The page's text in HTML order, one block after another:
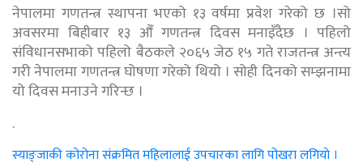
नेपालमा गणतन्त्र स्थापना भएको १३ वर्षमा प्रवेश गरेको छ ।सो
अवसरमा बिहीबार १३ औँ गणतन्त्र दिवस मनाइँदैछ । पहिलो
संविधानसभाको पहिलो बैठकले २०६५ जेठ १५ गते राजतन्त्र अन्त्य
गरी नेपालमा गणतन्त्र घोषणा गरेको थियो । सोही दिनको सम्झनामा
यो दिवस मनाउने गरिन्छ ।
.
स्याङ्जाकी कोरोना संक्रमित महिलालाई उपचारका लागि पोखरा लगियाे ।